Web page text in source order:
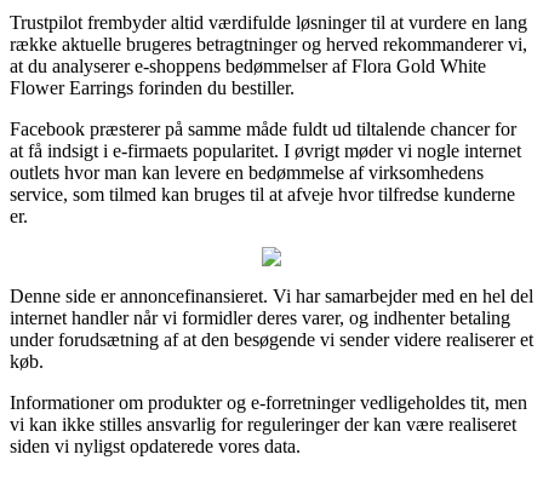
Trustpilot frembyder altid værdifulde løsninger til at vurdere en lang
række aktuelle brugeres betragtninger og herved rekommanderer vi,
at du analyserer e-shoppens bedømmelser af Flora Gold White
Flower Earrings forinden du bestiller.
Facebook præsterer på samme måde fuldt ud tiltalende chancer for
at få indsigt i e-firmaets popularitet. I øvrigt møder vi nogle internet
outlets hvor man kan levere en bedømmelse af virksomhedens
service, som tilmed kan bruges til at afveje hvor tilfredse kunderne
er.
Denne side er annoncefinansieret. Vi har samarbejder med en hel del
internet handler når vi formidler deres varer, og indhenter betaling
under forudsætning af at den besøgende vi sender videre realiserer et
køb.
Informationer om produkter og e-forretninger vedligeholdes tit, men
vi kan ikke stilles ansvarlig for reguleringer der kan være realiseret
siden vi nyligst opdaterede vores data.